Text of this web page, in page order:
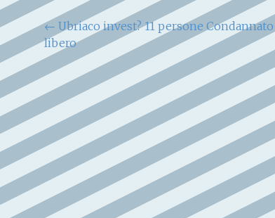
Navigazione
articoli
← Ubriaco invest? 11 persone
libero